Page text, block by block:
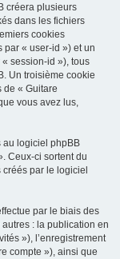
créera plusieurs
dans les fichiers
cookies
« user-id ») et un
session-id »), tous
Un troisième cookie
de « Guitare
vous avez lus,
au logiciel phpBB
Ceux-ci sortent du
par le logiciel
par le biais des
: la publication en
»), l’enregistrement
compte »), ainsi que